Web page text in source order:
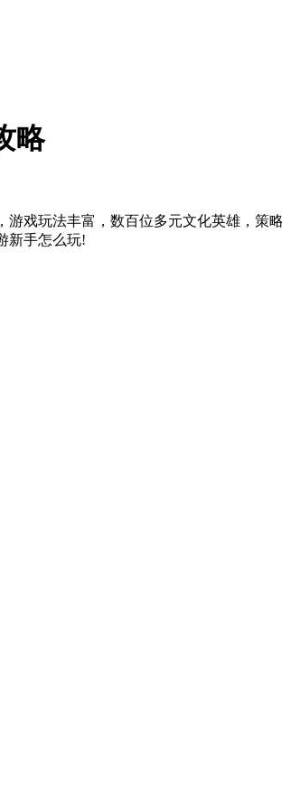
略
戏玩法丰富，数百位多元文化英雄，策
新手怎么玩!